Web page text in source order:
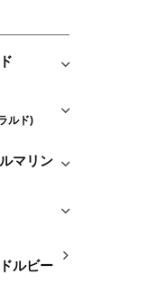
ルド)
マリン
ルビー